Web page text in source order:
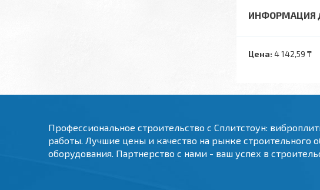
ИНФОРМАЦИЯ
Цена: 4 142,59 ₸
Профессиональное строительство с Сплитстоун:
работы. Лучшие цены и качество на рынке строительного
оборудования. Партнерство с нами - ваш успех в